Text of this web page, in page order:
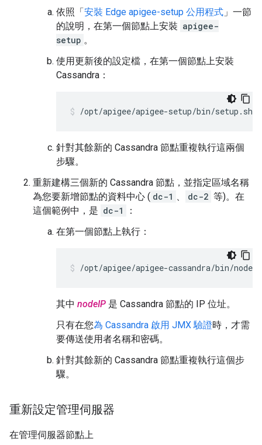
依照「安裝 Edge apigee-setup 公用程式 」一節
的說明，在第一個節點上安裝 apigee-
setup 。
使用更新後的設定檔，在第一個節點上安裝
Cassandra：
/opt/apigee/apigee-setup/bin/
針對其餘新的 Cassandra 節點重複執行這兩個
步驟。
重新建構三個新的 Cassandra 節點，並指定區域名稱
為您要新增節點的資料中心 ( dc-1 、 dc-2 等)。在
這個範例中，是 dc-1
：
在第一個節點上執行：
/opt/apigee/apigee-cassandra/bin/
其中 nodeIP 是 Cassandra 節點的 IP 位址。
只有在您為 Cassandra 啟用 JMX 驗證時，才需
要傳送使用者名稱和密碼。
針對其餘新的 Cassandra 節點重複執行這個步
驟。
重新設定管理伺服器
在管理伺服器節點上